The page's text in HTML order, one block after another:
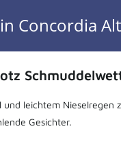
Concordia
und leichtem Nieselregen
Gesichter.